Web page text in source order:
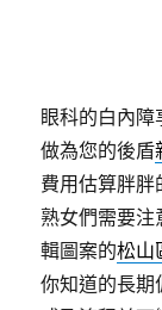
眼科的白內
做為您的後盾
費用估算胖
熟女們需要注
輯圖案的松山
你知道的長期